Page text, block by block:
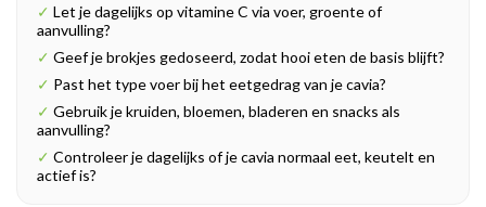
✓ Let je dagelijks op vitamine C via voer, groente of
aanvulling?
✓ Geef je brokjes gedoseerd, zodat hooi eten de basis blijft?
✓ Past het type voer bij het eetgedrag van je cavia?
✓ Gebruik je kruiden, bloemen, bladeren en snacks als
aanvulling?
✓ Controleer je dagelijks of je cavia normaal eet, keutelt en
actief is?